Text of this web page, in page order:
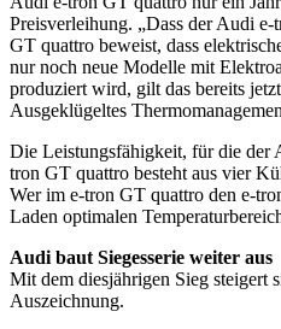
Preisverleihung. „Dass der Audi
GT quattro beweist, dass
nur noch neue Modelle mit
produziert wird, gilt das bereits
Ausgeklügeltes
Die Leistungsfähigkeit, für die der
tron GT quattro besteht aus vier
Wer im e-tron GT quattro den e-
Laden optimalen
Audi baut Siegesserie weiter aus
Mit dem diesjährigen Sieg steigert
Auszeichnung.